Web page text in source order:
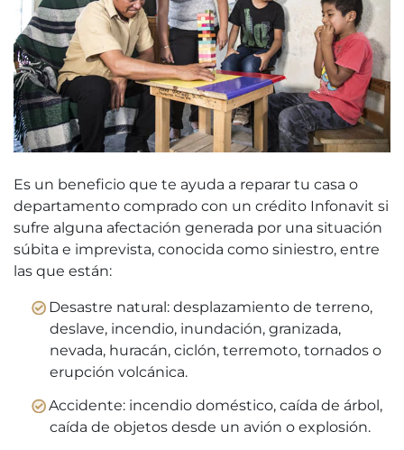
Es un beneficio que te ayuda a reparar tu casa o
departamento comprado con un crédito Infonavit si
sufre alguna afectación generada por una situación
súbita e imprevista, conocida como siniestro, entre
las que están:
Desastre natural: desplazamiento de terreno,
deslave, incendio, inundación, granizada,
nevada, huracán, ciclón, terremoto, tornados o
erupción volcánica.
Accidente: incendio doméstico, caída de árbol,
caída de objetos desde un avión o explosión.